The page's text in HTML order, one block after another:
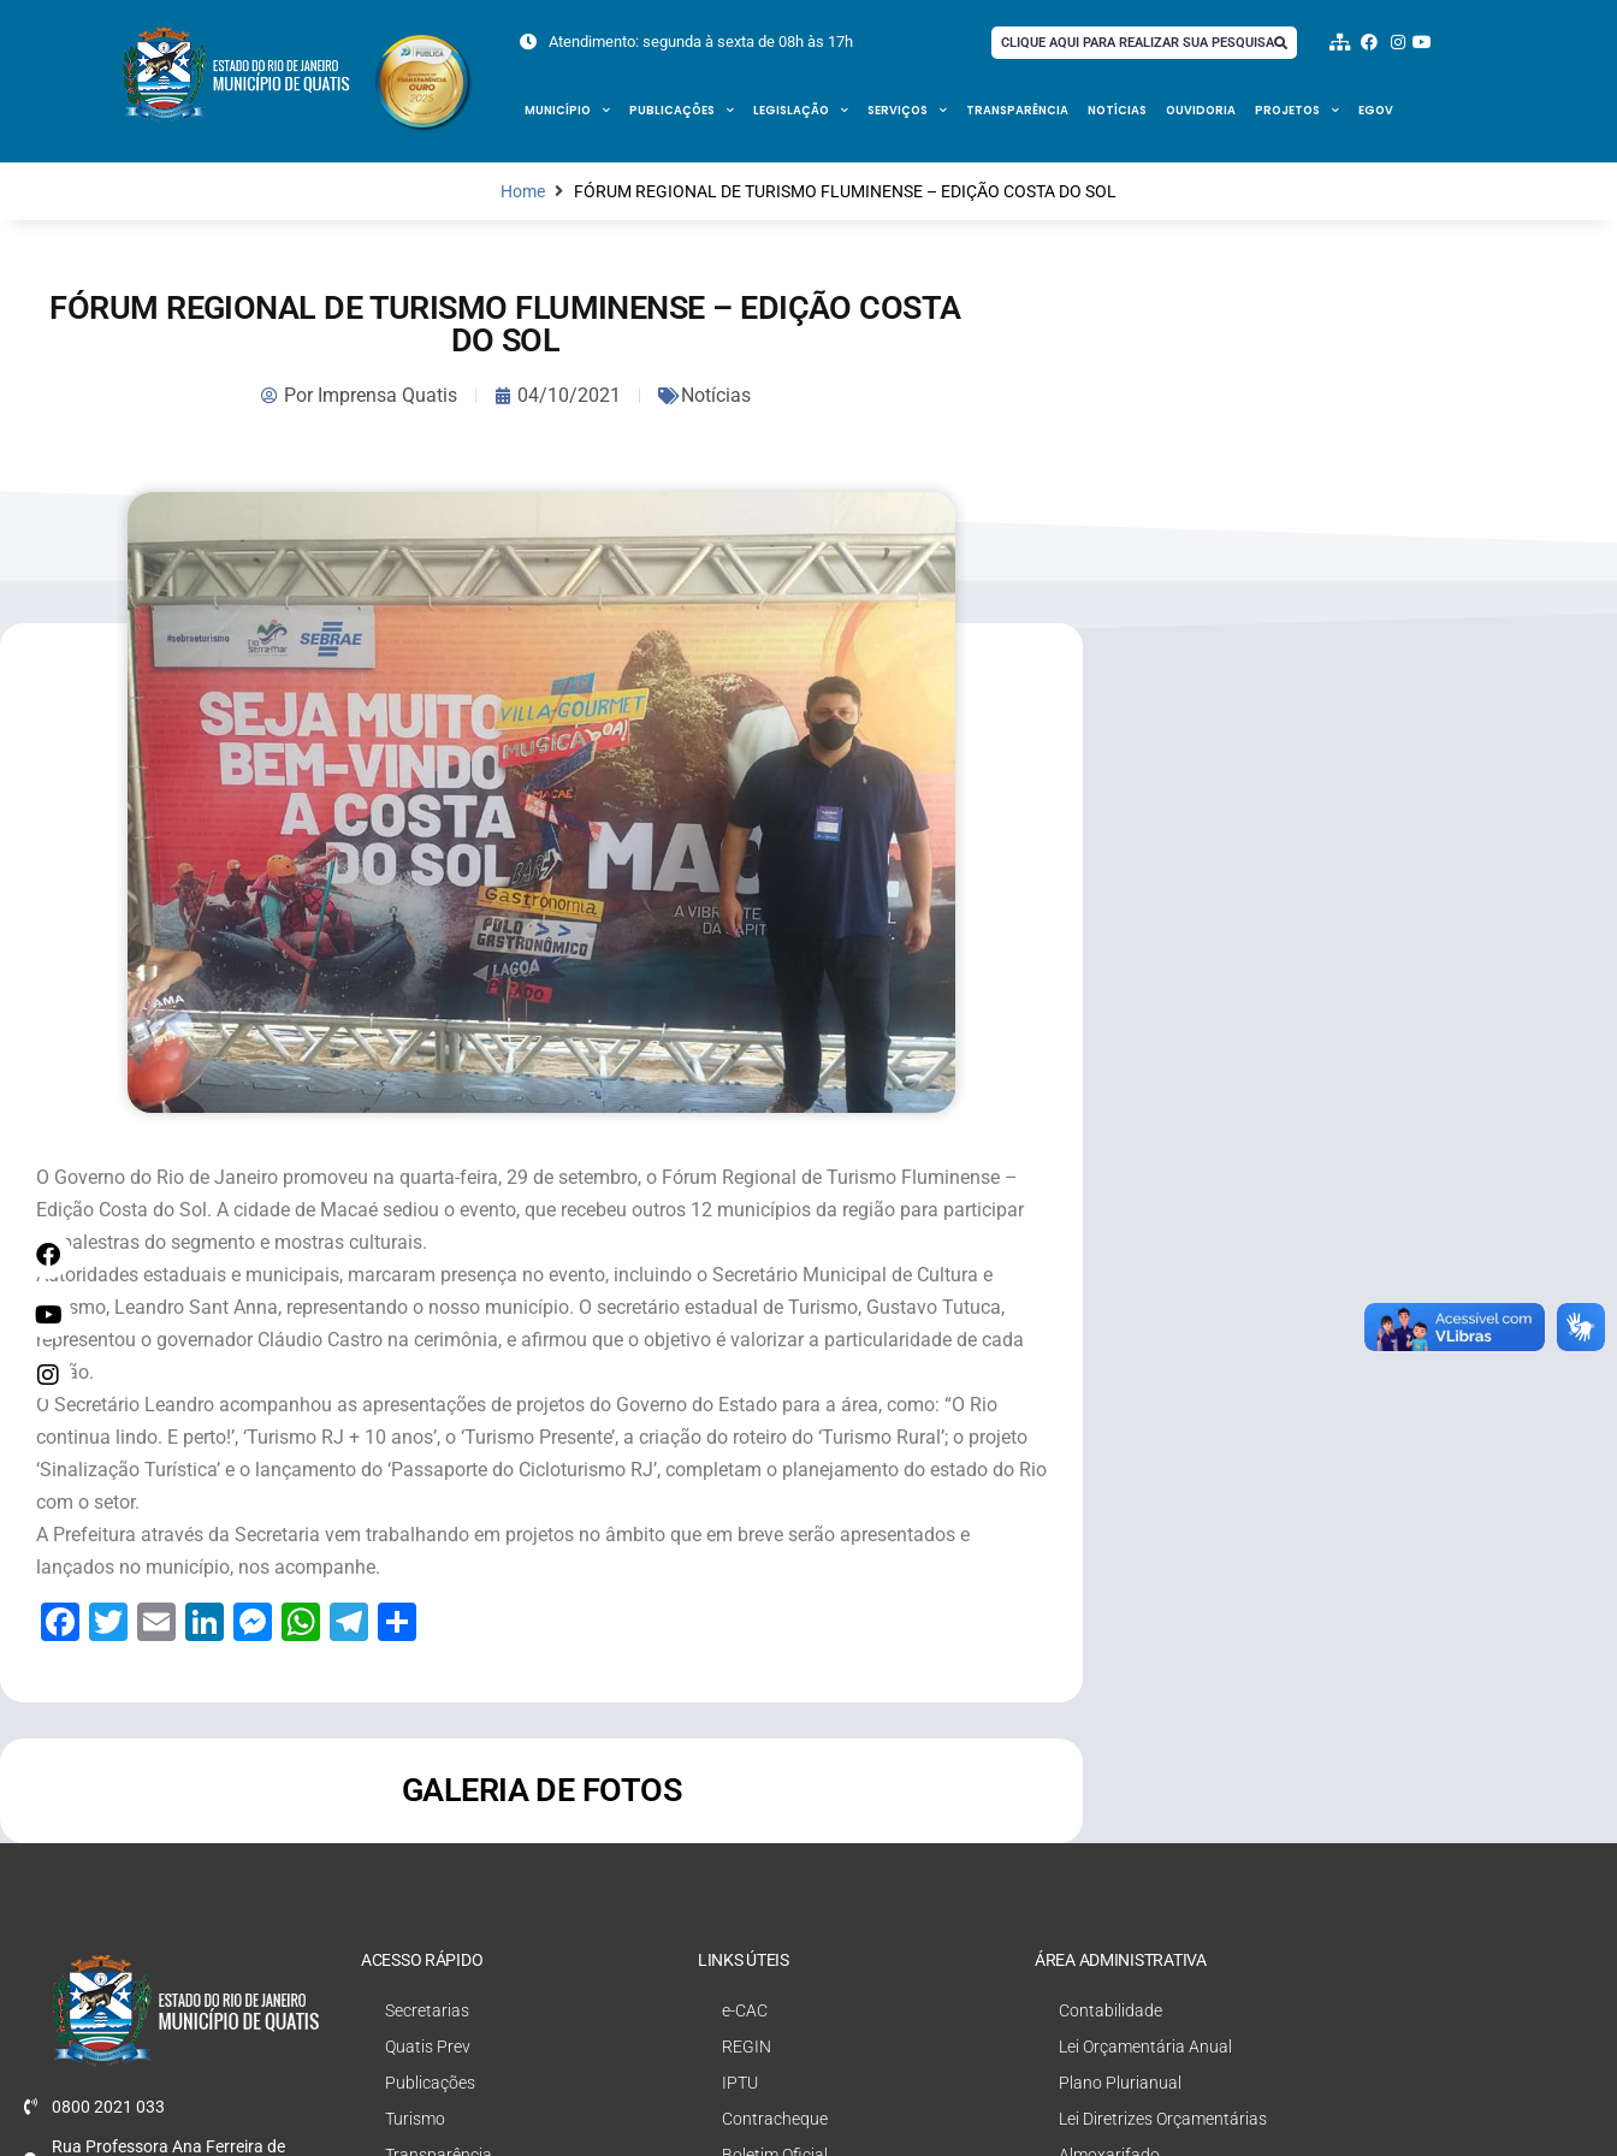
Atendimento: segunda à sexta de 08h às 17h CLIQUE AQUI PARA REALIZAR SUA PESQUISA
MUNICÍPIO PUBLICAÇÕES LEGISLAÇÃO SERVIÇOS TRANSPARÊNCIA NOTÍCIAS OUVIDORIA PROJETOS EGOV
Home FÓRUM REGIONAL DE TURISMO FLUMINENSE – EDIÇÃO COSTA DO SOL
FÓRUM REGIONAL DE TURISMO FLUMINENSE – EDIÇÃO COSTA
DO SOL
PorImprensa Quatis 04/10/2021 Notícias
O Governo do Rio de Janeiro promoveu na quarta-feira, 29 de setembro, o Fórum Regional de Turismo Fluminense –
Edição Costa do Sol. A cidade de Macaé sediou o evento, que recebeu outros 12 municípios da região para participar
de palestras do segmento e mostras culturais.
Autoridades estaduais e municipais, marcaram presença no evento, incluindo o Secretário Municipal de Cultura e
Turismo, Leandro Sant Anna, representando o nosso município. O secretário estadual de Turismo, Gustavo Tutuca,
representou o governador Cláudio Castro na cerimônia, e afirmou que o objetivo é valorizar a particularidade de cada
região.
O Secretário Leandro acompanhou as apresentações de projetos do Governo do Estado para a área, como: “O Rio
continua lindo. E perto!’, ‘Turismo RJ + 10 anos’, o ‘Turismo Presente’, a criação do roteiro do ‘Turismo Rural’; o projeto
‘Sinalização Turística’ e o lançamento do ‘Passaporte do Cicloturismo RJ’, completam o planejamento do estado do Rio
com o setor.
A Prefeitura através da Secretaria vem trabalhando em projetos no âmbito que em breve serão apresentados e
lançados no município, nos acompanhe.
Facebook
Twitter
EmailLinkedIn
Messenger
WhatsApp
Telegram
GALERIA DE FOTOS
0800 2021 033
Rua Professora Ana Ferreira de
ACESSO RÁPIDO
Secretarias
Quatis Prev
Publicações
Turismo
LINKS ÚTEIS
e-CAC
REGIN
IPTU
Contracheque
ÁREA ADMINISTRATIVA
Contabilidade
Lei Orçamentária Anual
Plano Plurianual
Lei Diretrizes Orçamentárias